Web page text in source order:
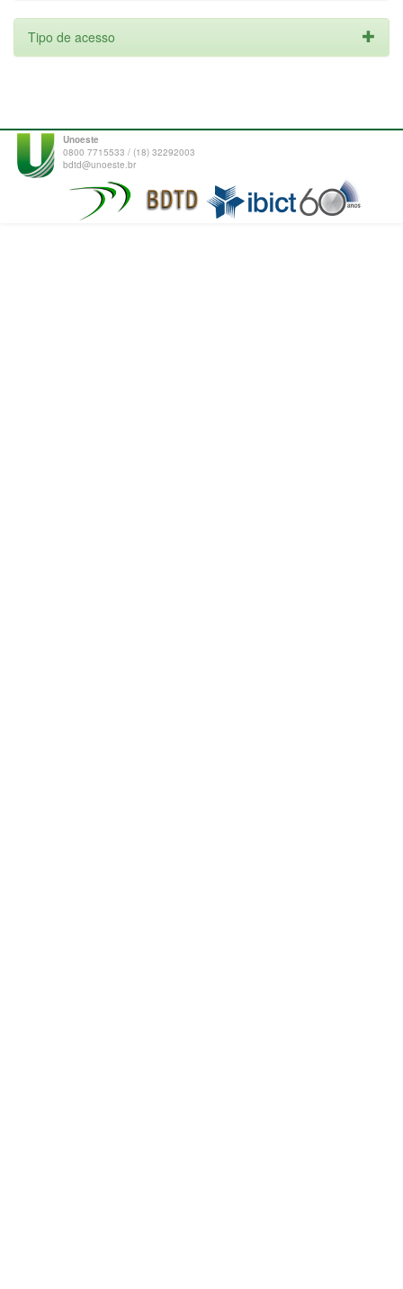
Tipo de acesso
Unoeste
0800 7715533 / (18) 32292003
bdtd@unoeste.br